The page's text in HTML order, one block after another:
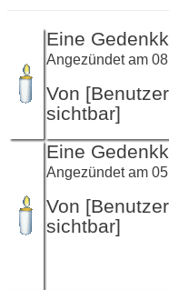
Eine
Angezündet am
Von
sichtbar]
Eine
Angezündet am
Von
sichtbar]